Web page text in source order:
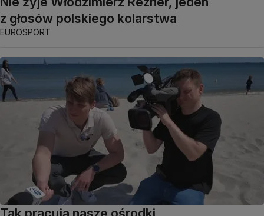
z głosów polskiego kolarstwa
EUROSPORT